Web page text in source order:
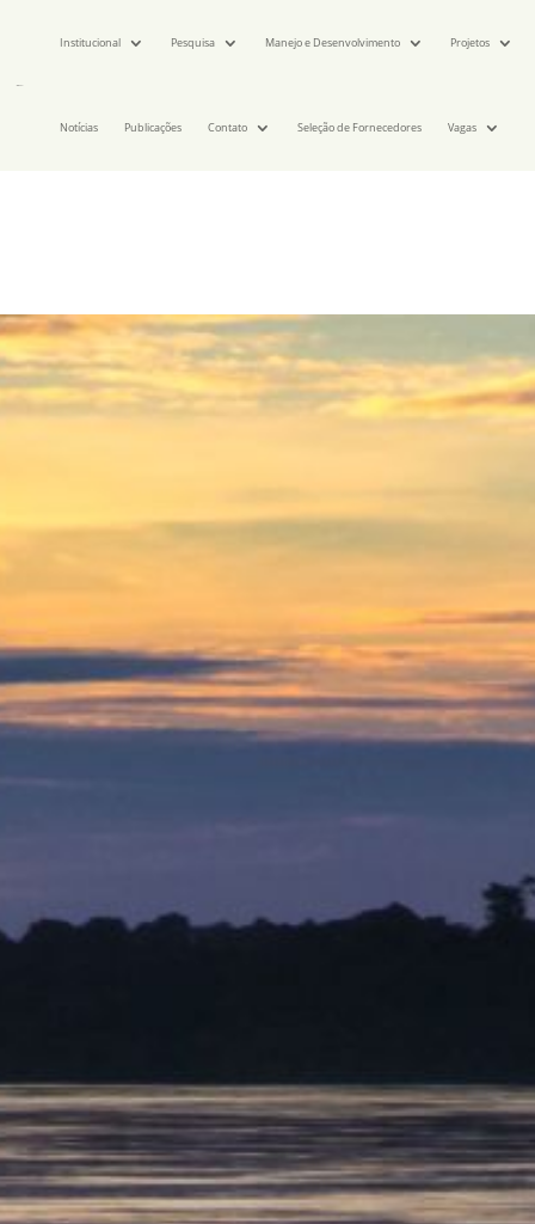
Institucional Pesquisa Manejo e Desenvolvimento Projetos
Notícias Publicações Contato Seleção de Fornecedores Vagas